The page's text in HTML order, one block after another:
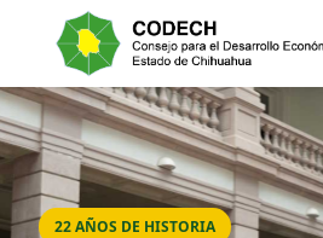
22 AÑOS DE HISTORIA